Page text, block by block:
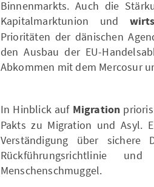
Binnenmarkts. Auch die
Kapitalmarktunion und
Prioritäten der dänischen
den Ausbau der EU-
Abkommen mit dem Mercosur
In Hinblick auf Migration
Pakts zu Migration und Asyl.
Verständigung über
Rückführungsrichtlinie
Menschenschmuggel.